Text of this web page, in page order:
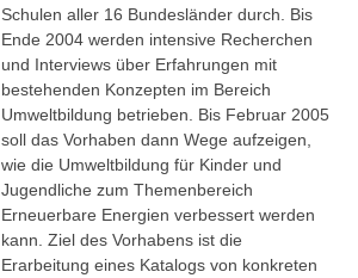
Schulen aller 16 Bundesländer durch. Bis
Ende 2004 werden intensive Recherchen
und Interviews über Erfahrungen mit
bestehenden Konzepten im Bereich
Umweltbildung betrieben. Bis Februar 2005
soll das Vorhaben dann Wege aufzeigen,
wie die Umweltbildung für Kinder und
Jugendliche zum Themenbereich
Erneuerbare Energien verbessert werden
kann. Ziel des Vorhabens ist die
Erarbeitung eines Katalogs von konkreten